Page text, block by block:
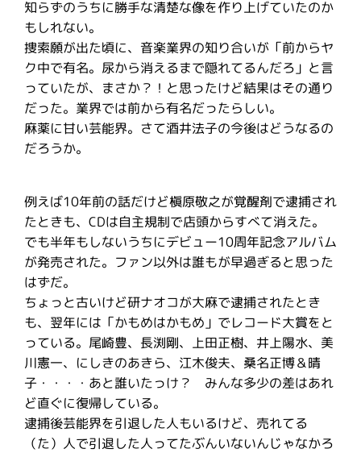
知らずのうちに勝手な清楚な像を作り上げていたのか
もしれない。
捜索願が出た頃に、音楽業界の知り合いが「前からヤ
ク中で有名。尿から消えるまで隠れてるんだろ」と言
っていたが、まさか？！と思ったけど結果はその通り
だった。業界では前から有名だったらしい。
麻薬に甘い芸能界。さて酒井法子の今後はどうなるの
だろうか。
例えば10年前の話だけど槇原敬之が覚醒剤で逮捕され
たときも、CDは自主規制で店頭からすべて消えた。
でも半年もしないうちにデビュー10周年記念アルバム
が発売された。ファン以外は誰もが早過ぎると思った
はずだ。
ちょっと古いけど研ナオコが大麻で逮捕されたとき
も、翌年には「かもめはかもめ」でレコード大賞をと
っている。尾崎豊、長渕剛、上田正樹、井上陽水、美
川憲一、にしきのあきら、江木俊夫、桑名正博＆晴
子・・・・あと誰いたっけ？ みんな多少の差はあれ
ど直ぐに復帰している。
逮捕後芸能界を引退した人もいるけど、売れてる
（た）人で引退した人ってたぶんいないんじゃなかろ